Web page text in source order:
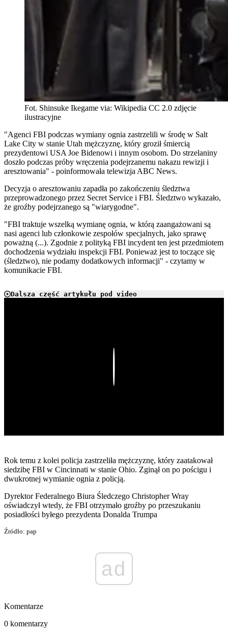
Fot. Shinsuke Ikegame via: Wikipedia CC 2.0 zdjęcie
ilustracyjne
"Agenci FBI podczas wymiany ognia zastrzelili w środę w Salt
Lake City w stanie Utah mężczyznę, który groził śmiercią
prezydentowi USA Joe Bidenowi i innym osobom. Do strzelaniny
doszło podczas próby wręczenia podejrzanemu nakazu rewizji i
aresztowania" - poinformowała telewizja ABC News.
Decyzja o aresztowaniu zapadła po zakończeniu śledztwa
przeprowadzonego przez Secret Service i FBI. Śledztwo wykazało,
że groźby podejrzanego są "wiarygodne".
"FBI traktuje wszelką wymianę ognia, w którą zaangażowani są
nasi agenci lub członkowie zespołów specjalnych, jako sprawę
poważną (...). Zgodnie z polityką FBI incydent ten jest przedmiotem
dochodzenia wydziału inspekcji FBI. Ponieważ jest to toczące się
(śledztwo), nie podamy dodatkowych informacji" - czytamy w
komunikacie FBI.
Dalsza część artykułu pod video
Rok temu z kolei policja zastrzeliła mężczyznę, który zaatakował
siedzibę FBI w Cincinnati w stanie Ohio. Zginął on po pościgu i
dwukrotnej wymianie ognia z policją.
Dyrektor Federalnego Biura Śledczego Christopher Wray
oświadczył wtedy, że FBI otrzymało groźby po przeszukaniu
posiadłości byłego prezydenta Donalda Trumpa
Źródło: pap
ad
Komentarze
0 komentarzy